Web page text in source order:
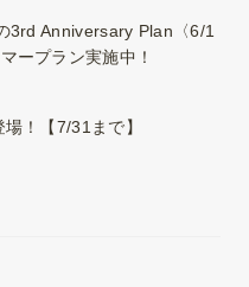
3rd Anniversary Plan〈6/1
ープラン実施中！
！【7/31まで】